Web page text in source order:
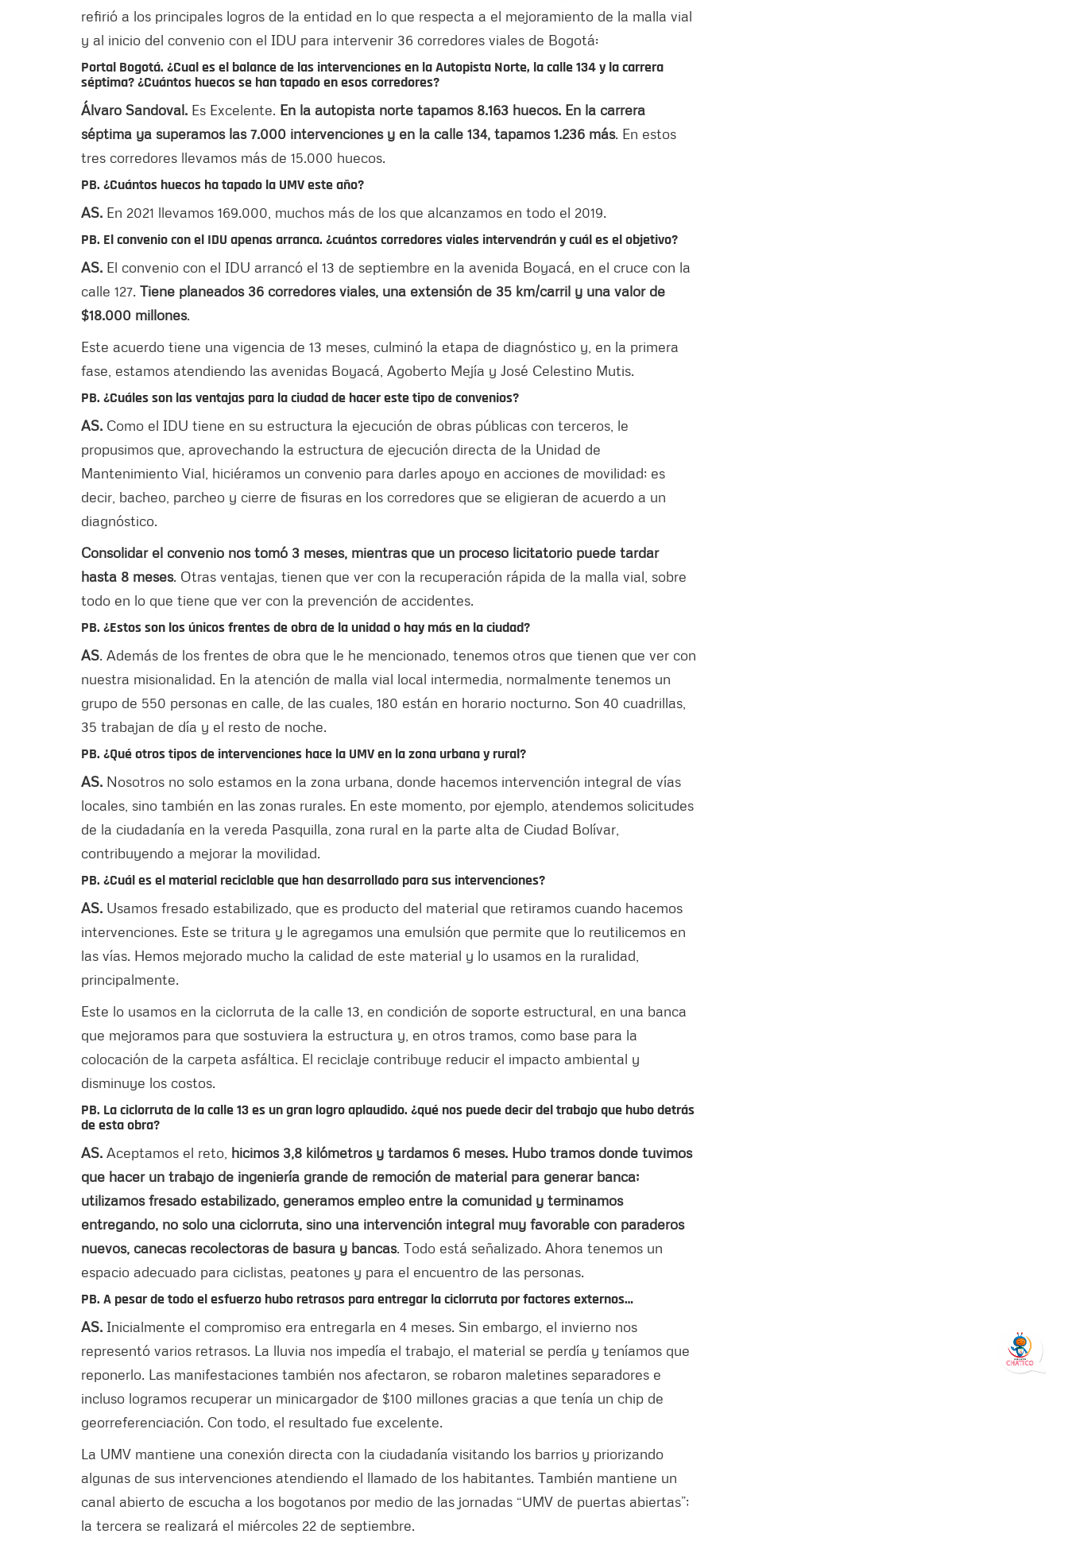
refirió a los principales logros de la entidad en lo que respecta a el mejoramiento de la malla vial
y al inicio del convenio con el IDU para intervenir 36 corredores viales de Bogotá:
Portal Bogotá. ¿Cual es el balance de las intervenciones en la Autopista Norte, la calle 134 y la carrera
séptima? ¿Cuántos huecos se han tapado en esos corredores?
Álvaro Sandoval. Es Excelente. En la autopista norte tapamos 8.163 huecos. En la carrera
séptima ya superamos las 7.000 intervenciones y en la calle 134, tapamos 1.236 más. En estos
tres corredores llevamos más de 15.000 huecos.
PB. ¿Cuántos huecos ha tapado la UMV este año?
AS. En 2021 llevamos 169.000, muchos más de los que alcanzamos en todo el 2019.
PB. El convenio con el IDU apenas arranca. ¿cuántos corredores viales intervendrán y cuál es el objetivo?
AS. El convenio con el IDU arrancó el 13 de septiembre en la avenida Boyacá, en el cruce con la
calle 127. Tiene planeados 36 corredores viales, una extensión de 35 km/carril y una valor de
$18.000 millones.
Este acuerdo tiene una vigencia de 13 meses, culminó la etapa de diagnóstico y, en la primera
fase, estamos atendiendo las avenidas Boyacá, Agoberto Mejía y José Celestino Mutis.
PB. ¿Cuáles son las ventajas para la ciudad de hacer este tipo de convenios?
AS. Como el IDU tiene en su estructura la ejecución de obras públicas con terceros, le
propusimos que, aprovechando la estructura de ejecución directa de la Unidad de
Mantenimiento Vial, hiciéramos un convenio para darles apoyo en acciones de movilidad; es
decir, bacheo, parcheo y cierre de fisuras en los corredores que se eligieran de acuerdo a un
diagnóstico.
Consolidar el convenio nos tomó 3 meses, mientras que un proceso licitatorio puede tardar
hasta 8 meses. Otras ventajas, tienen que ver con la recuperación rápida de la malla vial, sobre
todo en lo que tiene que ver con la prevención de accidentes.
PB. ¿Estos son los únicos frentes de obra de la unidad o hay más en la ciudad?
AS. Además de los frentes de obra que le he mencionado, tenemos otros que tienen que ver con
nuestra misionalidad. En la atención de malla vial local intermedia, normalmente tenemos un
grupo de 550 personas en calle, de las cuales, 180 están en horario nocturno. Son 40 cuadrillas,
35 trabajan de día y el resto de noche.
PB. ¿Qué otros tipos de intervenciones hace la UMV en la zona urbana y rural?
AS. Nosotros no solo estamos en la zona urbana, donde hacemos intervención integral de vías
locales, sino también en las zonas rurales. En este momento, por ejemplo, atendemos solicitudes
de la ciudadanía en la vereda Pasquilla, zona rural en la parte alta de Ciudad Bolívar,
contribuyendo a mejorar la movilidad.
PB. ¿Cuál es el material reciclable que han desarrollado para sus intervenciones?
AS. Usamos fresado estabilizado, que es producto del material que retiramos cuando hacemos
intervenciones. Este se tritura y le agregamos una emulsión que permite que lo reutilicemos en
las vías. Hemos mejorado mucho la calidad de este material y lo usamos en la ruralidad,
principalmente.
Este lo usamos en la ciclorruta de la calle 13, en condición de soporte estructural, en una banca
que mejoramos para que sostuviera la estructura y, en otros tramos, como base para la
colocación de la carpeta asfáltica. El reciclaje contribuye reducir el impacto ambiental y
disminuye los costos.
PB. La ciclorruta de la calle 13 es un gran logro aplaudido. ¿qué nos puede decir del trabajo que hubo detrás
de esta obra?
AS. Aceptamos el reto, hicimos 3,8 kilómetros y tardamos 6 meses. Hubo tramos donde tuvimos
que hacer un trabajo de ingeniería grande de remoción de material para generar banca;
utilizamos fresado estabilizado, generamos empleo entre la comunidad y terminamos
entregando, no solo una ciclorruta, sino una intervención integral muy favorable con paraderos
nuevos, canecas recolectoras de basura y bancas. Todo está señalizado. Ahora tenemos un
espacio adecuado para ciclistas, peatones y para el encuentro de las personas.
PB. A pesar de todo el esfuerzo hubo retrasos para entregar la ciclorruta por factores externos…
AS. Inicialmente el compromiso era entregarla en 4 meses. Sin embargo, el invierno nos
representó varios retrasos. La lluvia nos impedía el trabajo, el material se perdía y teníamos que
reponerlo. Las manifestaciones también nos afectaron, se robaron maletines separadores e
incluso logramos recuperar un minicargador de $100 millones gracias a que tenía un chip de
georreferenciación. Con todo, el resultado fue excelente.
La UMV mantiene una conexión directa con la ciudadanía visitando los barrios y priorizando
algunas de sus intervenciones atendiendo el llamado de los habitantes. También mantiene un
canal abierto de escucha a los bogotanos por medio de las jornadas “UMV de puertas abiertas”;
la tercera se realizará el miércoles 22 de septiembre.